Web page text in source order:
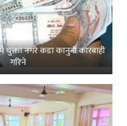
नगरे कडा कानुनी कारबाही
गरिने